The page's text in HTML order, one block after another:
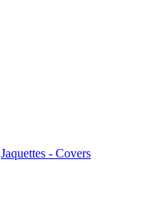
Jaquettes - Covers